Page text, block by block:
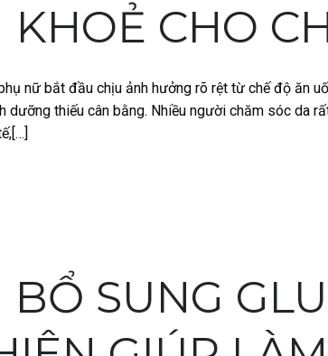
KHOẺ CHO
nữ bắt đầu chịu ảnh hưởng rõ rệt từ chế độ ăn
dưỡng thiếu cân bằng. Nhiều người chăm sóc da
BỔ SUNG